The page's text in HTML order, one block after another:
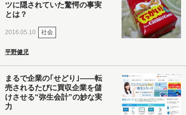
ツに隠されていた驚愕の事実
とは？
2016.05.10 社会
平野健児
まるで企業の｢せどり｣――転
売されるたびに買収企業を儲
けさせる“弥生会計”の妙な実
力